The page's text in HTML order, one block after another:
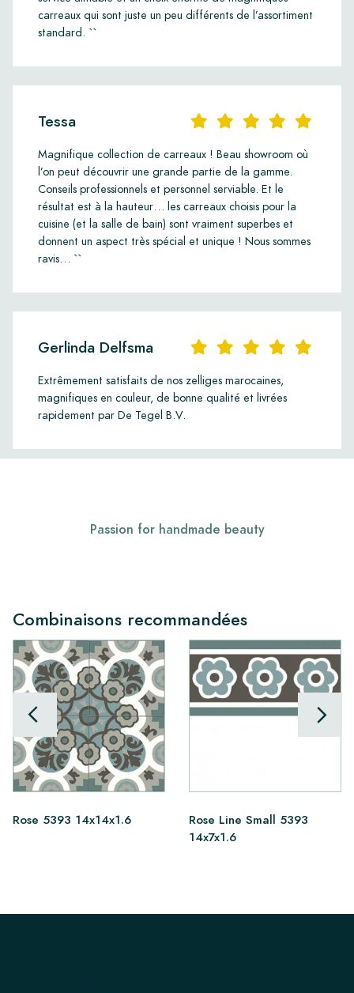
carreaux qui sont juste un peu différents de l’assortiment
standard. ``
Tessa
Magnifique collection de carreaux ! Beau showroom où
l’on peut découvrir une grande partie de la gamme.
Conseils professionnels et personnel serviable. Et le
résultat est à la hauteur… les carreaux choisis pour la
cuisine (et la salle de bain) sont vraiment superbes et
donnent un aspect très spécial et unique ! Nous sommes
ravis… ``
Gerlinda Delfsma
Extrêmement satisfaits de nos zelliges marocaines,
magnifiques en couleur, de bonne qualité et livrées
rapidement par De Tegel B.V.
Passion for handmade beauty
Combinaisons recommandées
Rose 5393 14x14x1.6
Rose Line Small 5393
14x7x1.6